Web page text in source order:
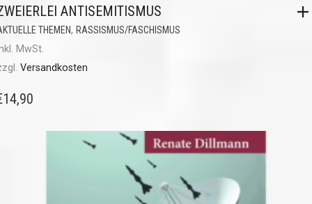
ANTISEMITISMUS
THEMEN, RASSISMUS/FASCHISMUS
MwSt.
Versandkosten
14,90